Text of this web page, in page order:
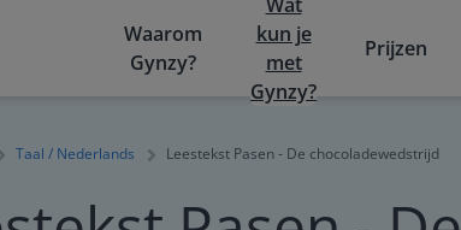
Waarom
Gynzy?
kun je
met
Gynzy?
Prijzen
Taal / Nederlands Leestekst Pasen - De chocoladewedstrijd